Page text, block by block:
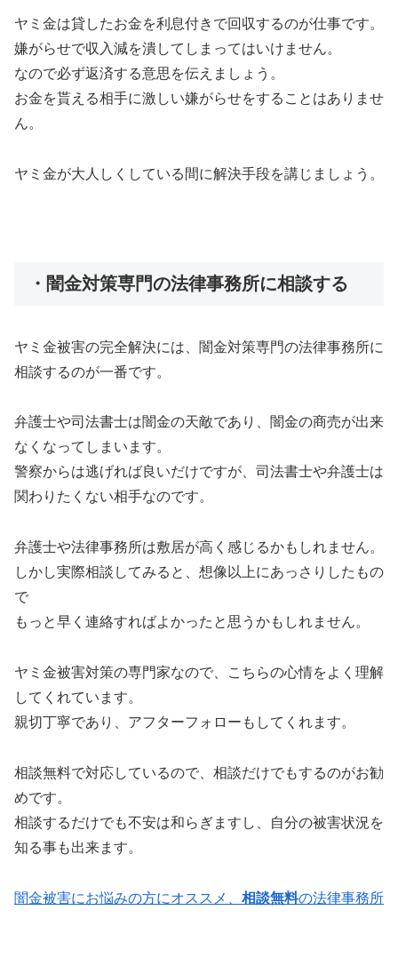
ヤミ金は貸したお金を利息付きで回収するのが仕事です。
嫌がらせで収入減を潰してしまってはいけません。
なので必ず返済する意思を伝えましょう。
お金を貰える相手に激しい嫌がらせをすることはありませ
ん。
ヤミ金が大人しくしている間に解決手段を講じましょう。
・闇金対策専門の法律事務所に相談する
ヤミ金被害の完全解決には、闇金対策専門の法律事務所に
相談するのが一番です。
弁護士や司法書士は闇金の天敵であり、闇金の商売が出来
なくなってしまいます。
警察からは逃げれば良いだけですが、司法書士や弁護士は
関わりたくない相手なのです。
弁護士や法律事務所は敷居が高く感じるかもしれません。
しかし実際相談してみると、想像以上にあっさりしたもの
で
もっと早く連絡すればよかったと思うかもしれません。
ヤミ金被害対策の専門家なので、こちらの心情をよく理解
してくれています。
親切丁寧であり、アフターフォローもしてくれます。
相談無料で対応しているので、相談だけでもするのがお勧
めです。
相談するだけでも不安は和らぎますし、自分の被害状況を
知る事も出来ます。
闇金被害にお悩みの方にオススメ、 相談無料の法律事務所